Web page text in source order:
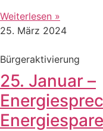
Weiterlesen »
25. März 2024
Bürgeraktivierung
25. Januar –